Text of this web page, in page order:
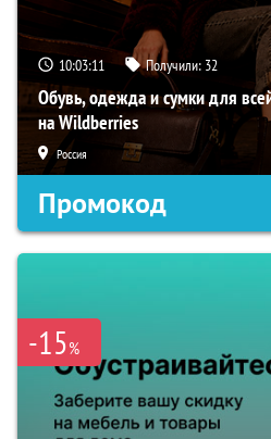
10:03:10 Получили: 32
Обувь, одежда и сумки для
на Wildberries
Россия
Промокод
-15%